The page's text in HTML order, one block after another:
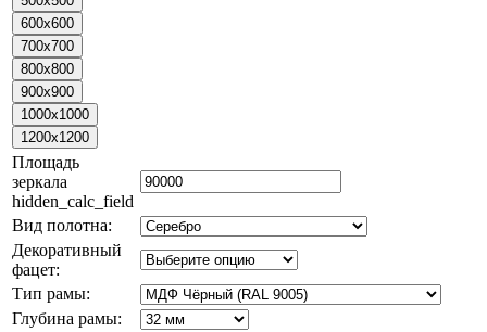
Площадь
зеркала
hidden_calc_field
Вид полотна:
Декоративный
фацет:
Тип рамы:
Глубина рамы: